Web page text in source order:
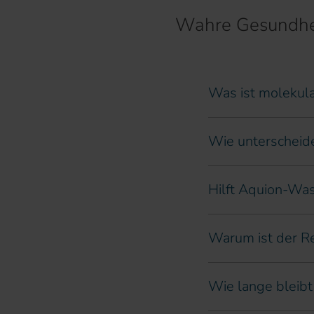
Wahre
Was ist
Wie
Hilft Aquion-
Warum ist der
Wie lange bleibt